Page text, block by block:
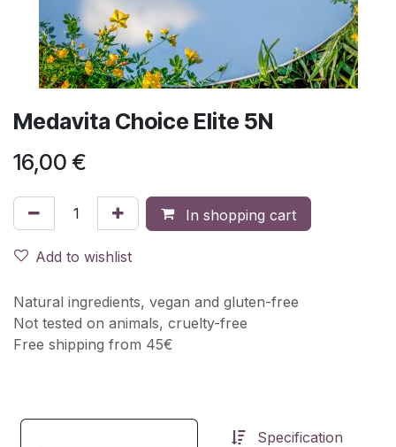
Medavita Choice Elite 5N
16,00 €
In shopping cart
Add to wishlist
Natural ingredients, vegan and gluten-free
Not tested on animals, cruelty-free
Free shipping from 45€
Specification